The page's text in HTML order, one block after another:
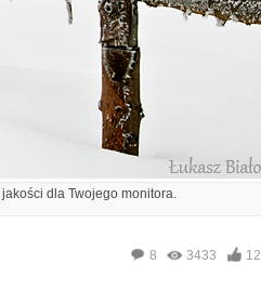
dla Twojego monitora.
8 3433 12